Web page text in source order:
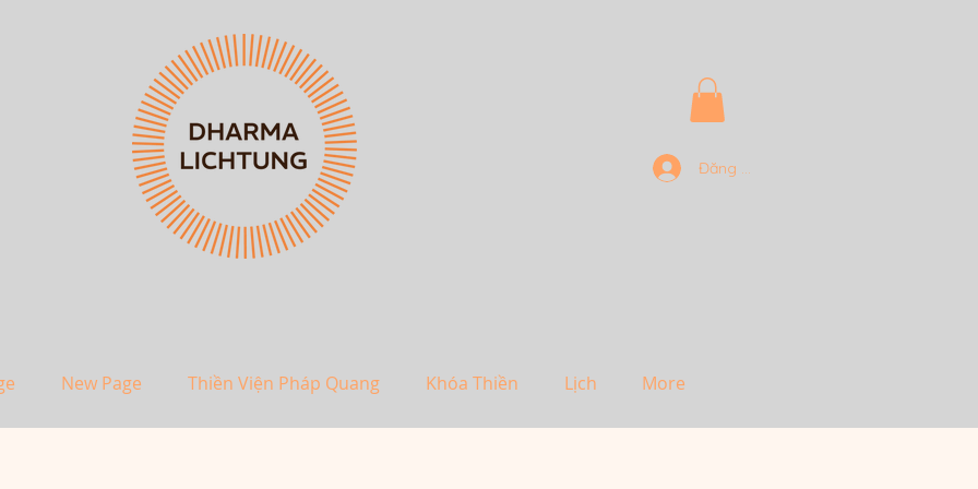
Đăng nhập
New Page Thiền Viện Pháp Quang Khóa Thiền Lịch More